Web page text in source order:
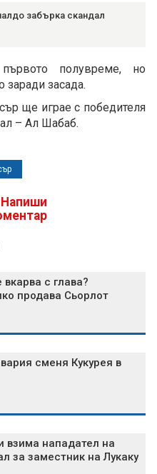
забърка скандал
полувреме, но
засада.
ще играе с победителя
– Ал Шабаб.
Напиши
с глава?
продава Сьорлот
сменя Кукурея в
взима нападател на
за заместник на Лукаку